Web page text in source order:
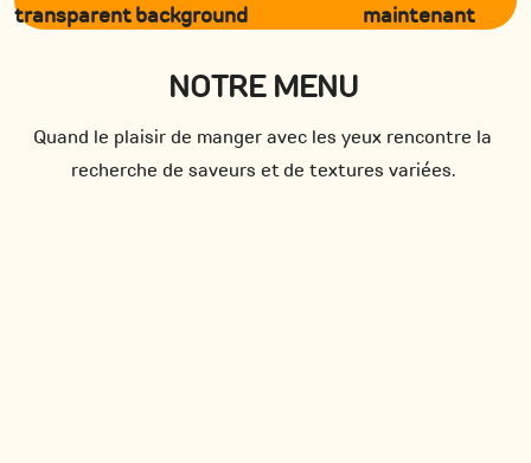
maintenant
NOTRE MENU
Quand le plaisir de manger avec les yeux rencontre la
recherche de saveurs et de textures variées.